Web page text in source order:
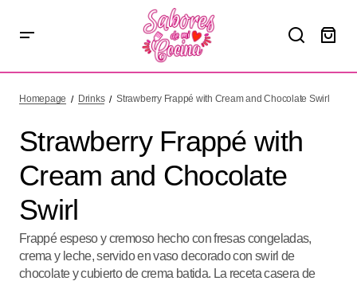
Homepage Drinks Strawberry Frappé with Cream and Chocolate Swirl
Strawberry Frappé with
Cream and Chocolate
Swirl
Frappé espeso y cremoso hecho con fresas congeladas,
crema y leche, servido en vaso decorado con swirl de
chocolate y cubierto de crema batida. La receta casera de